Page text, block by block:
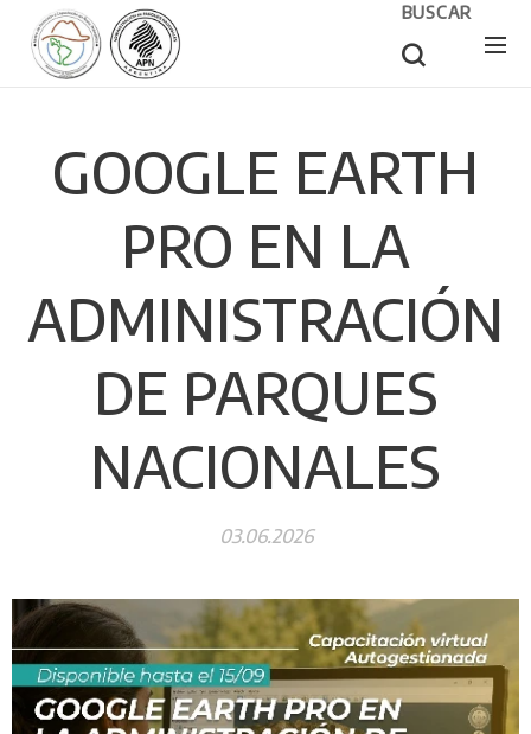
BUSCAR
GOOGLE EARTH
PRO EN LA
ADMINISTRACIÓN
DE PARQUES
NACIONALES
03.06.2026